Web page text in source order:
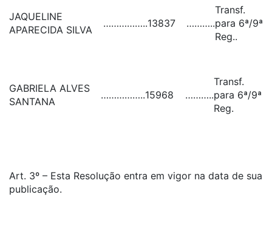
JAQUELINE
APARECIDA SILVA
……………..13837 ………..
Transf.
para 6ª/9ª
Reg..
GABRIELA ALVES
SANTANA
……………..15968 ………..
Transf.
para 6ª/9ª
Reg.
Art. 3º – Esta Resolução entra em vigor na data de sua
publicação.